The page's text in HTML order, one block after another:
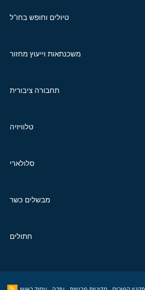
טיולים וחופש בחו"ל
משכנתאות וייעוץ מחזור
תחבורה ציבורית
טלוויזיה
סלולארי
מבשלים כשר
חתולים